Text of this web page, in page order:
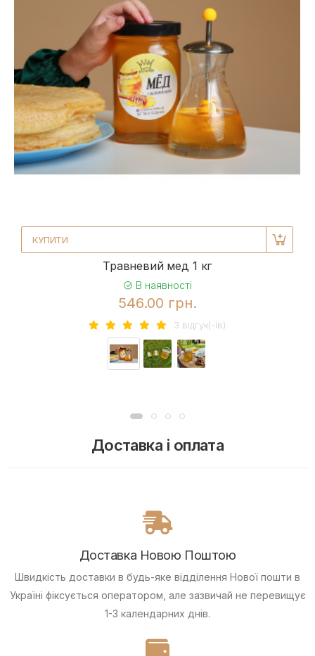
КУПИТИ
Травневий мед 1 кг
В наявності
546.00 грн.
3 вiдгук(-iв)
Доставка і оплата
Доставка Новою Поштою
Швидкість доставки в будь-яке відділення Нової пошти в
Україні фіксується оператором, але зазвичай не перевищує
1-3 календарних днів.